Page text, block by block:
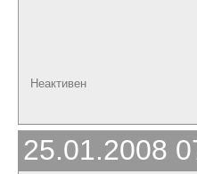
Неактивен
25.01.2008